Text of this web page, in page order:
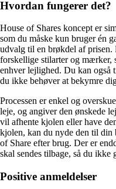
Hvordan fungerer det?
House of Shares koncept er
som du måske kun bruger én
udvalg til en brøkdel af
forskellige stilarter og mærker,
enhver lejlighed. Du kan også
du ikke behøver at bekymre
Processen er enkel og
leje, og angiver den ønskede
vil afhente kjolen eller have
kjolen, kan du nyde den til din
of Share efter brug. Der er
skal sendes tilbage, så du ikke
Positive anmeldelser